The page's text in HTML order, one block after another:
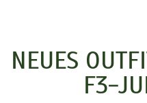
NEUES
F3-